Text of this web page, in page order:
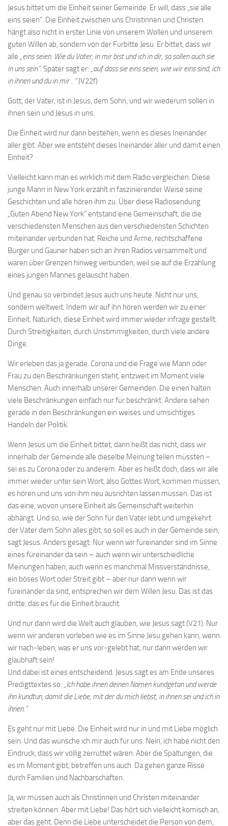
Jesus bittet um die Einheit seiner Gemeinde. Er will, dass „sie alle
eins seien“. Die Einheit zwischen uns Christinnen und Christen
hängt also nicht in erster Linie von unserem Wollen und unserem
guten Willen ab, sondern von der Fürbitte Jesu. Er bittet, dass wir
alle „eins seien. Wie du Vater, in mir bist und ich in dir, so sollen auch sie
in uns sein“. Später sagt er: „auf dass sie eins seien, wie wir eins sind, ich
in ihnen und du in mir…“(V22f)
Gott, der Vater, ist in Jesus, dem Sohn, und wir wiederum sollen in
ihnen sein und Jesus in uns.
Die Einheit wird nur dann bestehen, wenn es dieses Ineinander
aller gibt. Aber wie entsteht dieses Ineinander aller und damit einen
Einheit?
Vielleicht kann man es wirklich mit dem Radio vergleichen. Diese
junge Mann in New York erzählt in faszinierender Weise seine
Geschichten und alle hören ihm zu. Über diese Radiosendung
„Guten Abend New York“ entstand eine Gemeinschaft, die die
verschiedensten Menschen aus den verschiedensten Schichten
miteinander verbunden hat. Reiche und Arme, rechtschaffene
Bürger und Gauner haben sich an ihren Radios versammelt und
waren über Grenzen hinweg verbunden, weil sie auf die Erzählung
eines jungen Mannes gelauscht haben.
Und genau so verbindet Jesus auch uns heute. Nicht nur uns,
sondern weltweit. Indem wir auf ihn hören werden wir zu einer
Einheit. Natürlich, diese Einheit wird immer wieder infrage gestellt.
Durch Streitigkeiten, durch Unstimmigkeiten, durch viele andere
Dinge.
Wir erleben das ja gerade. Corona und die Frage wie Mann oder
Frau zu den Beschränkungen steht, entzweit im Moment viele
Menschen. Auch innerhalb unserer Gemeinden. Die einen halten
viele Beschränkungen einfach nur für beschränkt. Andere sehen
gerade in den Beschränkungen ein weises und umsichtiges
Handeln der Politik.
Wenn Jesus um die Einheit bittet, dann heißt das nicht, dass wir
innerhalb der Gemeinde alle dieselbe Meinung teilen müssten –
sei es zu Corona oder zu anderem. Aber es heißt doch, dass wir alle
immer wieder unter sein Wort, also Gottes Wort, kommen müssen,
es hören und uns von ihm neu ausrichten lassen müssen. Das ist
das eine, wovon unsere Einheit als Gemeinschaft weiterhin
abhängt. Und so, wie der Sohn für den Vater lebt und umgekehrt
der Vater dem Sohn alles gibt, so soll es auch in der Gemeinde sein,
sagt Jesus. Anders gesagt: Nur wenn wir füreinander sind im Sinne
eines füreinander da sein – auch wenn wir unterschiedliche
Meinungen haben, auch wenn es manchmal Missverständnisse,
ein böses Wort oder Streit gibt – aber nur dann wenn wir
füreinander da sind, entsprechen wir dem Willen Jesu. Das ist das
dritte, das es für die Einheit braucht.
Und nur dann wird die Welt auch glauben, wie Jesus sagt (V21). Nur
wenn wir anderen vorleben wie es im Sinne Jesu gehen kann, wenn
wir nach-leben, was er uns vor-gelebt hat, nur dann werden wir
glaubhaft sein!
Und dabei ist eines entscheidend. Jesus sagt es am Ende unseres
Predigttextes so: „Ich habe ihnen deinen Namen kundgetan und werde
ihn kundtun, damit die Liebe, mit der du mich liebst, in ihnen sei und ich in
ihnen.“
Es geht nur mit Liebe. Die Einheit wird nur in und mit Liebe möglich
sein. Und das wünsche ich mir auch für uns. Nein, ich habe nicht den
Eindruck, dass wir völlig zerrüttet wären. Aber die Spaltungen, die
es im Moment gibt, betreffen uns auch. Da gehen ganze Risse
durch Familien und Nachbarschaften.
Ja, wir müssen auch als Christinnen und Christen miteinander
streiten können. Aber mit Liebe! Das hört sich vielleicht komisch an,
aber das geht. Denn die Liebe unterscheidet die Person von dem,